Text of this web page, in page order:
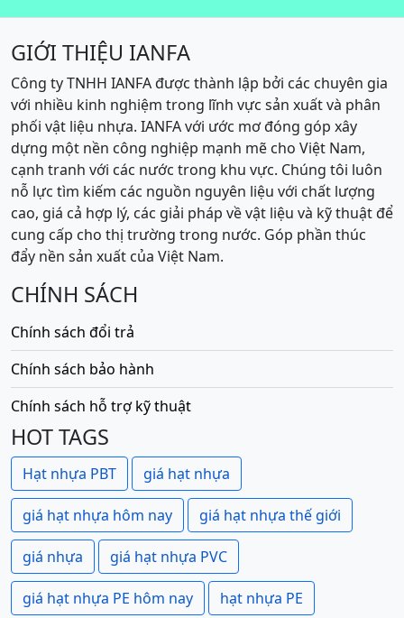
GIỚI THIỆU IANFA
Công ty TNHH IANFA được thành lập bởi các chuyên gia
với nhiều kinh nghiệm trong lĩnh vực sản xuất và phân
phối vật liệu nhựa. IANFA với ước mơ đóng góp xây
dựng một nền công nghiệp mạnh mẽ cho Việt Nam,
cạnh tranh với các nước trong khu vực. Chúng tôi luôn
nỗ lực tìm kiếm các nguồn nguyên liệu với chất lượng
cao, giá cả hợp lý, các giải pháp về vật liệu và kỹ thuật để
cung cấp cho thị trường trong nước. Góp phần thúc
đẩy nền sản xuất của Việt Nam.
CHÍNH SÁCH
Chính sách đổi trả
Chính sách bảo hành
Chính sách hỗ trợ kỹ thuật
HOT TAGS
Hạt nhựa PBT giá hạt nhựa
giá hạt nhựa hôm nay giá hạt nhựa thế giới
giá nhựa giá hạt nhựa PVC
giá hạt nhựa PE hôm nay hạt nhựa PE